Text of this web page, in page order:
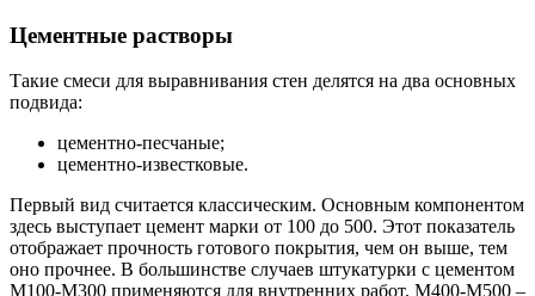
Цементные растворы
Такие смеси для выравнивания стен делятся на два основных
подвида:
цементно-песчаные;
цементно-известковые.
Первый вид считается классическим. Основным компонентом
здесь выступает цемент марки от 100 до 500. Этот показатель
отображает прочность готового покрытия, чем он выше, тем
оно прочнее. В большинстве случаев штукатурки с цементом
М100-М300 применяются для внутренних работ, М400-М500 –